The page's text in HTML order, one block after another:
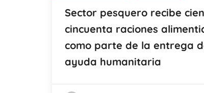
Sector pesquero recibe
cincuenta raciones
como parte de la entrega
ayuda humanitaria